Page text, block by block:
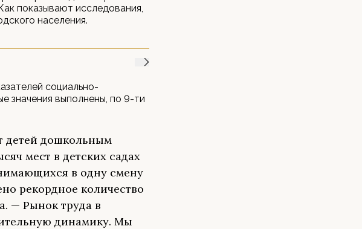
показывают исследования,
населения.
социально-
значения выполнены, по 9-ти
детей дошкольным
мест в детских садах
в одну смену
рекордное количество
— Рынок труда в
динамику. Мы